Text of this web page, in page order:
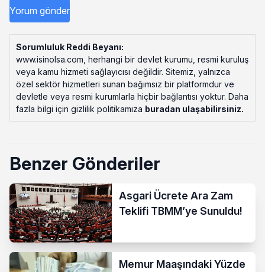
Sorumluluk Reddi Beyanı:
www.isinolsa.com, herhangi bir devlet kurumu, resmi kuruluş
veya kamu hizmeti sağlayıcısı değildir. Sitemiz, yalnızca
özel sektör hizmetleri sunan bağımsız bir platformdur ve
devletle veya resmi kurumlarla hiçbir bağlantısı yoktur. Daha
fazla bilgi için gizlilik politikamıza buradan ulaşabilirsiniz.
Benzer Gönderiler
Asgari Ücrete Ara Zam
Teklifi TBMM’ye Sunuldu!
Memur Maaşındaki Yüzde